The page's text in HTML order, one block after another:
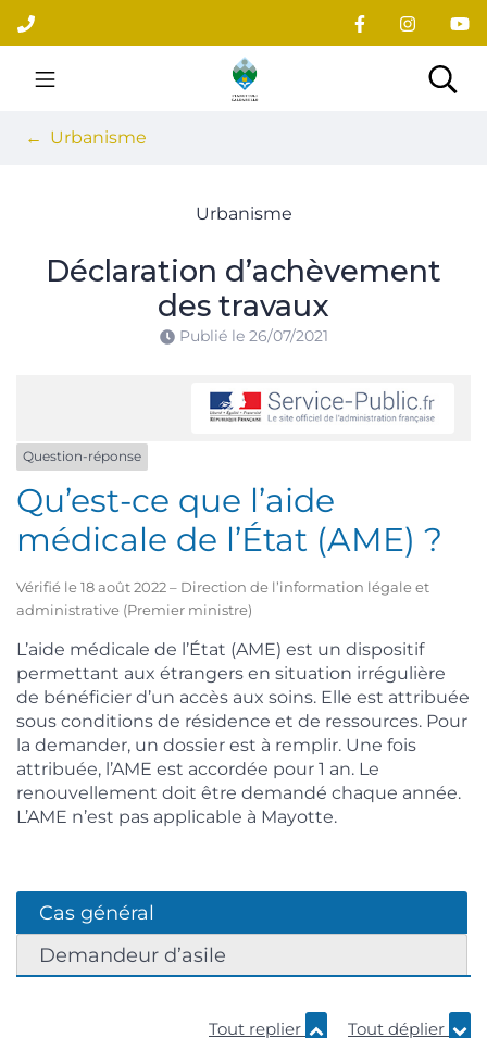
Aller
au
contenu
Site officiel du village
Urbanisme
Urbanisme
Déclaration d’achèvement
des travaux
Publié le 26/07/2021
Question-réponse
Qu’est-ce que l’aide
médicale de l’État (AME) ?
Vérifié le 18 août 2022 – Direction de l’information légale et
administrative (Premier ministre)
L’aide médicale de l’État (AME) est un dispositif
permettant aux étrangers en situation irrégulière
de bénéficier d’un accès aux soins. Elle est attribuée
sous conditions de résidence et de ressources. Pour
la demander, un dossier est à remplir. Une fois
attribuée, l’AME est accordée pour 1 an. Le
renouvellement doit être demandé chaque année.
L’AME n’est pas applicable à Mayotte.
Cas général
Demandeur d’asile
Tout replier Tout déplier